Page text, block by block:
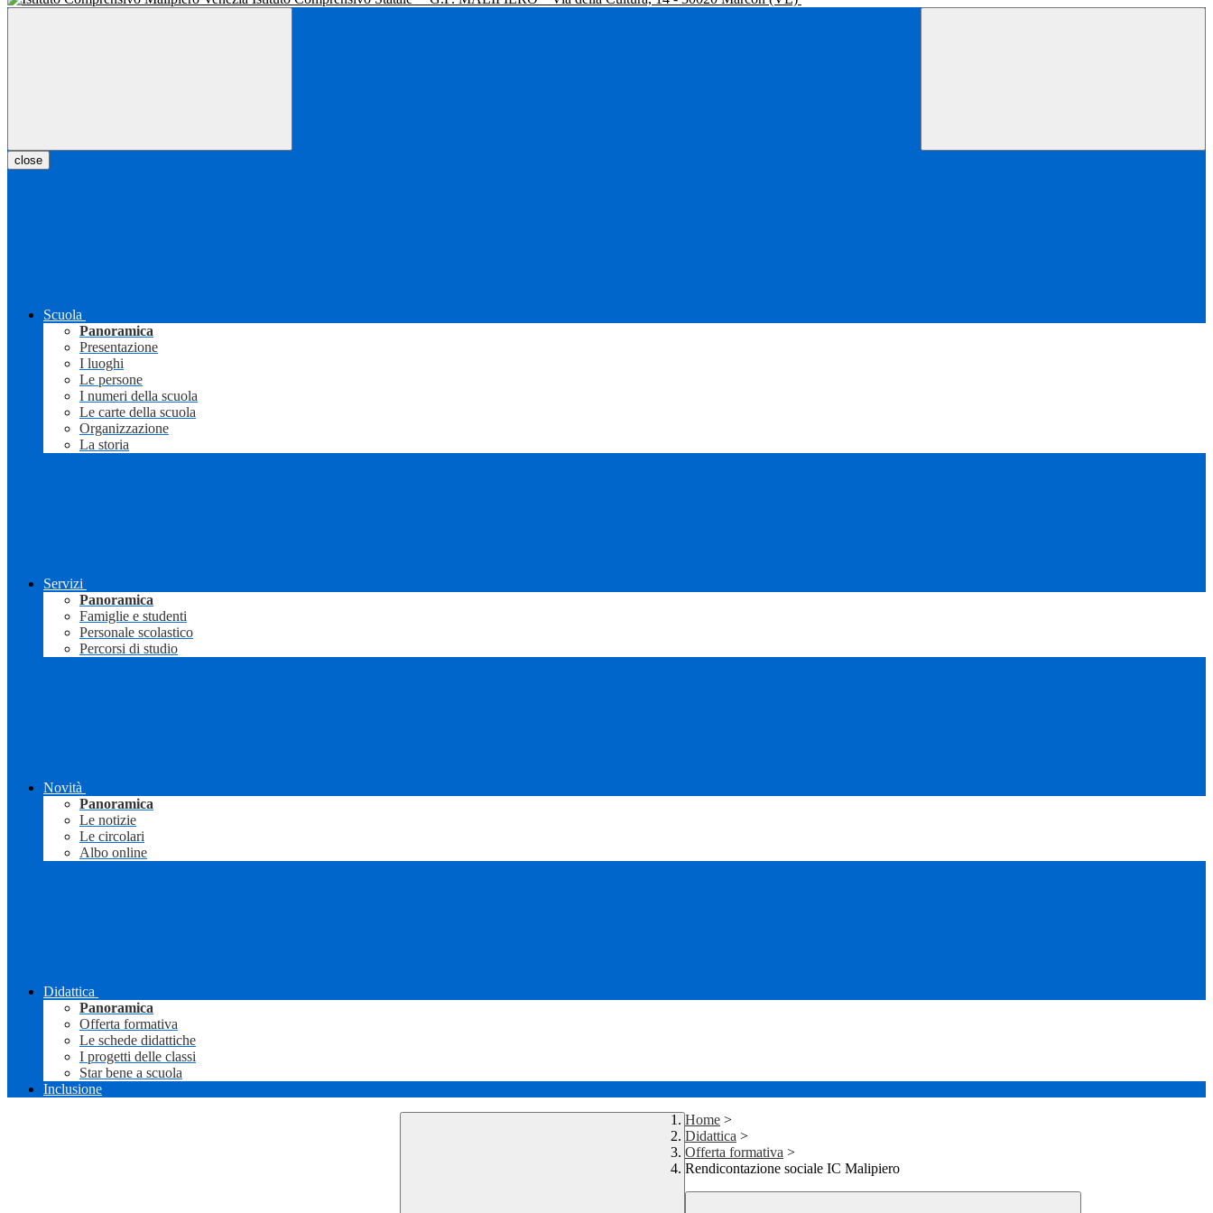
close
Scuola
Panoramica
Presentazione
I luoghi
Le persone
I numeri della scuola
Le carte della scuola
Organizzazione
La storia
Servizi
Panoramica
Famiglie e studenti
Personale scolastico
Percorsi di studio
Novità
Panoramica
Le notizie
Le circolari
Albo online
Didattica
Panoramica
Offerta formativa
Le schede didattiche
I progetti delle classi
Star bene a scuola
Inclusione
Home >
Didattica >
Offerta formativa >
Rendicontazione sociale IC Malipiero